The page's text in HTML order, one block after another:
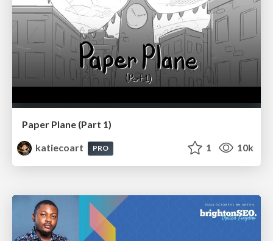
Paper Plane (Part 1)
katiecoart
PRO 1 10k